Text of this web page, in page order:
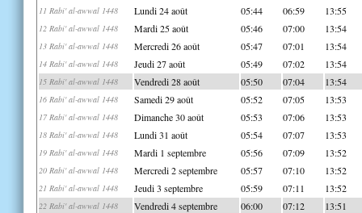
11 Rabi' al-awwal 1448 Lundi 24 août 05:44 06:59 13:55
12 Rabi' al-awwal 1448 Mardi 25 août 05:46 07:00 13:54
13 Rabi' al-awwal 1448 Mercredi 26 août 05:47 07:01 13:54
14 Rabi' al-awwal 1448 Jeudi 27 août 05:49 07:02 13:54
15 Rabi' al-awwal 1448 Vendredi 28 août 05:50 07:04 13:54
16 Rabi' al-awwal 1448 Samedi 29 août 05:52 07:05 13:53
17 Rabi' al-awwal 1448 Dimanche 30 août 05:53 07:06 13:53
18 Rabi' al-awwal 1448 Lundi 31 août 05:54 07:07 13:53
19 Rabi' al-awwal 1448 Mardi 1 septembre 05:56 07:09 13:52
20 Rabi' al-awwal 1448 Mercredi 2 septembre 05:57 07:10 13:52
21 Rabi' al-awwal 1448 Jeudi 3 septembre 05:59 07:11 13:52
22 Rabi' al-awwal 1448 Vendredi 4 septembre 06:00 07:12 13:51